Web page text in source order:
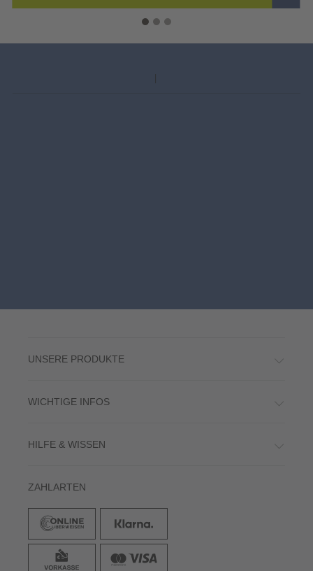
UNSERE PRODUKTE
WICHTIGE INFOS
HILFE & WISSEN
ZAHLARTEN